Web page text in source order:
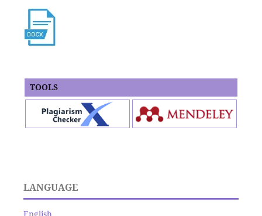
TOOLS
LANGUAGE